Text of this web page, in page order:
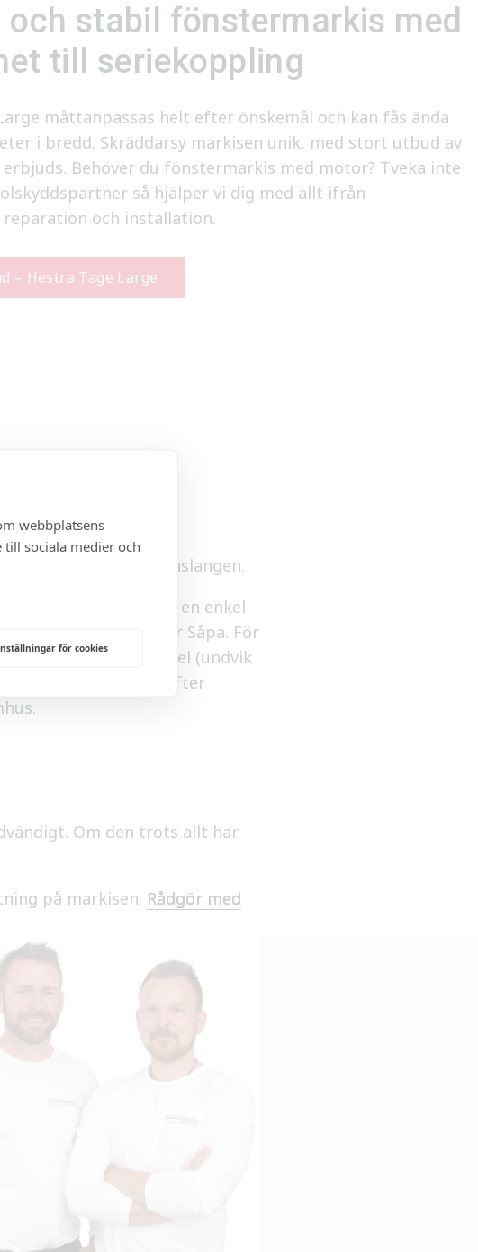
webbplatsens
sociala medier och
för cookies
stabil fönstermarkis med
till seriekoppling
måttanpassas helt efter önskemål och kan fås ända
i bredd. Skräddarsy markisen unik, med stort utbud av
Behöver du fönstermarkis med motor? Tveka inte
så hjälper vi dig med allt ifrån
och installation.
– Hestra Tage Large
med vattenslangen.
tvättas bort med en enkel
Yes diskmedel eller Såpa. För
(240 ml) blekmedel (undvik
vatten. Skölj därefter
Om den trots allt har
på markisen. Rådgör med